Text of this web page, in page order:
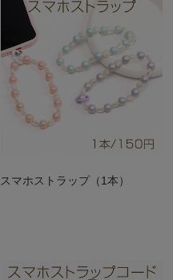
スマホストラップ（1本）